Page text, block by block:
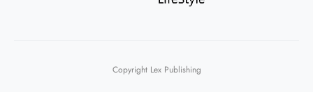
Copyright Lex Publishing